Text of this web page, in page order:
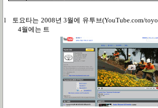
l 토요타는 2008년 3월에 유투브(YouTube.com/
4월에는 트